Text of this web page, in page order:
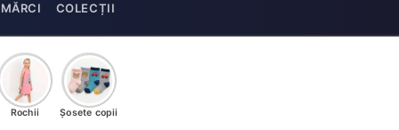
MĂRCI COLECȚII
Rochii Șosete copii